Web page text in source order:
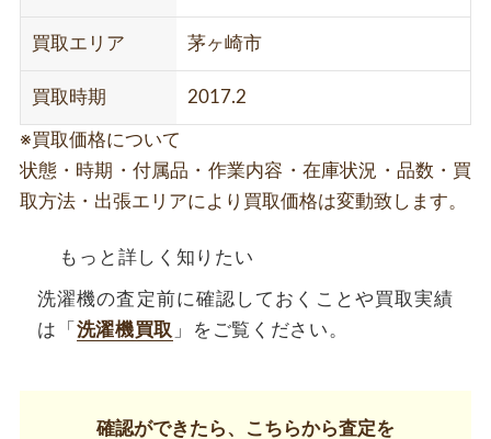
買取エリア 茅ヶ崎市
買取時期 2017.2
※買取価格について
状態・時期・付属品・作業内容・在庫状況・品数・買
取方法・出張エリアにより買取価格は変動致します。
もっと詳しく知りたい
洗濯機の査定前に確認しておくことや買取実績
は「 洗濯機買取 」をご覧ください。
確認ができたら、こちらから査定を